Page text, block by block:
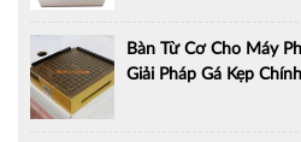
Bàn Từ Cơ Cho Máy
Giải Pháp Gá Kẹp